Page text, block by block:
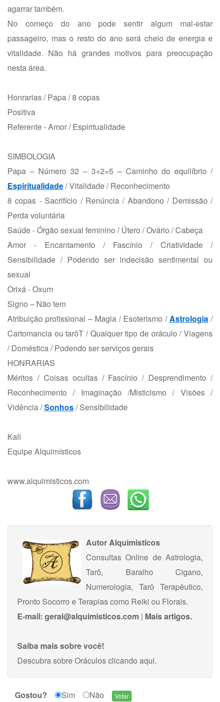
agarrar também.
No começo do ano pode sentir algum mal-estar
passageiro, mas o resto do ano será cheio de energia e
vitalidade. Não há grandes motivos para preocupação
nesta área.
Honrarias / Papa / 8 copas
Positiva
Referente - Amor / Espiritualidade
SIMBOLOGIA
Papa – Número 32 – 3+2=5 – Caminho do equilíbrio /
Espiritualidade/ Vitalidade / Reconhecimento
8 copas - Sacrifício / Renúncia / Abandono / Demissão /
Perda voluntária
Saúde - Órgão sexual feminino / Útero / Ovário / Cabeça
Amor - Encantamento / Fascínio / Criatividade /
Sensibilidade / Podendo ser indecisão sentimental ou
sexual
Orixá - Oxum
Signo – Não tem
Atribuição profissional – Magia / Esoterismo /Astrologia /
Cartomancia ou tarôT / Qualquer tipo de oráculo / Viagens
/ Doméstica / Podendo ser serviços gerais
HONRARIAS
Méritos / Coisas ocultas / Fascínio / Desprendimento /
Reconhecimento / Imaginação /Misticismo / Visões /
Vidência /Sonhos/ Sensibilidade
Kali
Equipe Alquimísticos
www.alquimisticos.com
AutorAlquimisticos
Consultas Online de Astrologia,
Tarô, Baralho Cigano,
Numerologia, Tarô Terapêutico,
Pronto Socorro e Terapias como Reiki ou Florais.
E-mail: geral@alquimisticos.com | Mais artigos.
Saiba mais sobre você!
Descubra sobre Oráculosclicando aqui.
Gostou? Sim Não